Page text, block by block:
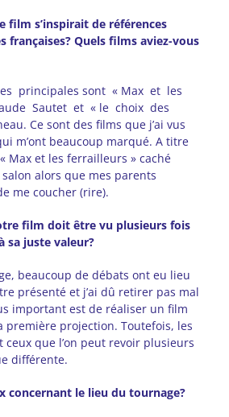
film s’inspirait de références
françaises? Quels films aviez-vous
principales sont « Max et les
Sautet et « le choix des
Ce sont des films que j’ai vus
m’ont beaucoup marqué. A titre
Max et les ferrailleurs » caché
alors que mes parents
me coucher (rire).
film doit être vu plusieurs fois
sa juste valeur?
beaucoup de débats ont eu lieu
présenté et j’ai dû retirer pas mal
important est de réaliser un film
première projection. Toutefois, les
ceux que l’on peut revoir plusieurs
différente.
concernant le lieu du tournage?